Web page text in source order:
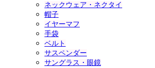
ネックウェア・ネクタイ
帽子
イヤーマフ
手袋
ベルト
サスペンダー
サングラス・眼鏡